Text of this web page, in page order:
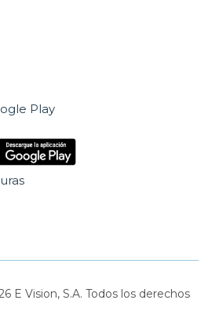
Play
E Vision, S.A. Todos los derechos